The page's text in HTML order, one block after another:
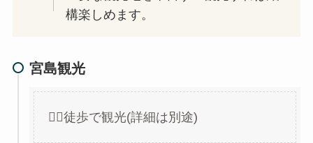
構楽しめます。
宮島観光
🏃‍♀徒歩で観光(詳細は別途)